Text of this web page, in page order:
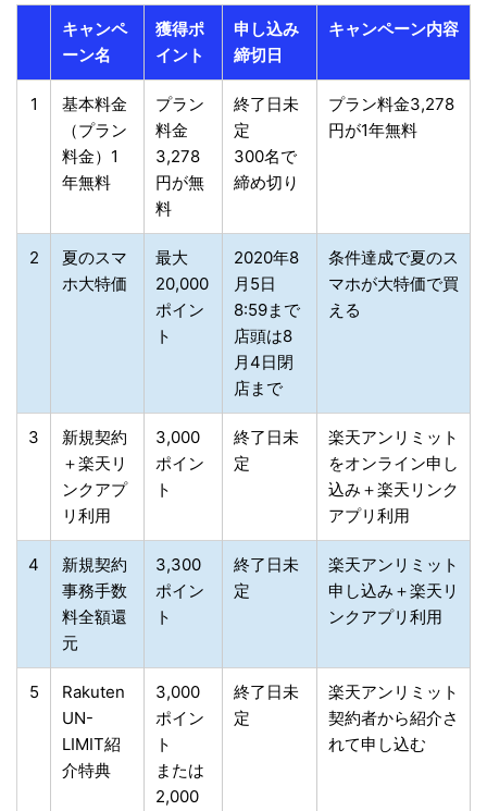
キャンペ
ーン名
獲得ポ
イント
申し込み
締切日
キャンペーン内容
1
基本料金
（プラン
料金）1
年無料
プラン
料金
3,278
円が無
料
終了日未
定
300名で
締め切り
プラン料金3,278
円が1年無料
2
夏のスマ
ホ大特価
最大
20,000
ポイン
ト
2020年8
月5日
8:59まで
店頭は8
月4日閉
店まで
条件達成で夏のス
マホが大特価で買
える
3
新規契約
＋楽天リ
ンクアプ
リ利用
3,000
ポイン
ト
終了日未
定
楽天アンリミット
をオンライン申し
込み＋楽天リンク
アプリ利用
4
新規契約
事務手数
料全額還
元
3,300
ポイン
ト
終了日未
定
楽天アンリミット
申し込み＋楽天リ
ンクアプリ利用
5
Rakuten
UN-
LIMIT紹
介特典
3,000
ポイン
ト
または
2,000
終了日未
定
楽天アンリミット
契約者から紹介さ
れて申し込む